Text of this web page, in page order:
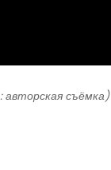
авторская съёмка)